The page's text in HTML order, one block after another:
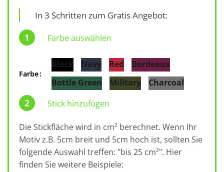
In 3 Schritten zum Gratis Angebot:
Farbe auswählen
Farbe
Black Navy Red
Bordeaux
Bottle Green
Military
Charcoal
Stick hinzufügen
Die Stickfläche wird in cm² berechnet. Wenn Ihr
Motiv z.B. 5cm breit und 5cm hoch ist, sollten Sie
folgende Auswahl treffen: "bis 25 cm²". Hier
finden Sie weitere Beispiele: